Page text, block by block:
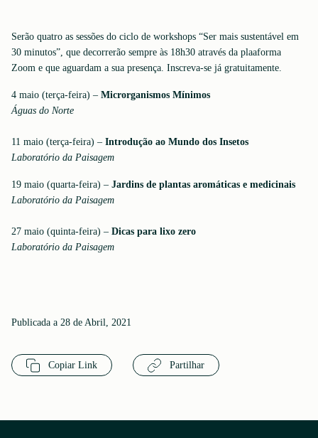
Serão quatro as sessões do ciclo de workshops “Ser mais sustentável em
30 minutos”, que decorrerão sempre às 18h30 através da plaaforma
Zoom e que aguardam a sua presença. Inscreva-se já gratuitamente.
4 maio (terça-feira) – Microrganismos Mínimos
Águas do Norte
11 maio (terça-feira) – Introdução ao Mundo dos Insetos
Laboratório da Paisagem
19 maio (quarta-feira) – Jardins de plantas aromáticas e medicinais
Laboratório da Paisagem
27 maio (quinta-feira) – Dicas para lixo zero
Laboratório da Paisagem
Publicada a 28 de Abril, 2021
Copiar Link Partilhar